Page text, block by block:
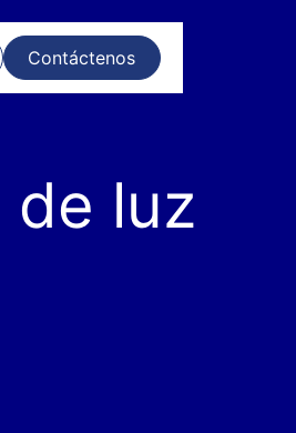
Contáctenos
de luz